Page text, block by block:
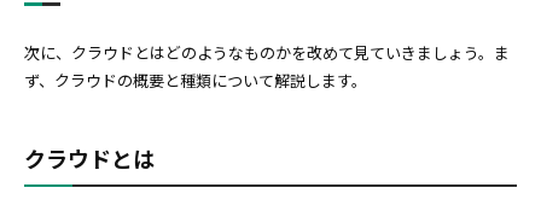
次に、クラウドとはどのようなものかを改めて見ていきましょう。ま
ず、クラウドの概要と種類について解説します。
クラウドとは